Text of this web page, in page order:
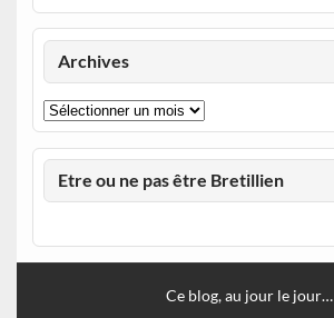
Archives
Archives
Etre ou ne pas être Bretillien
Ce blog, au jour le jour…